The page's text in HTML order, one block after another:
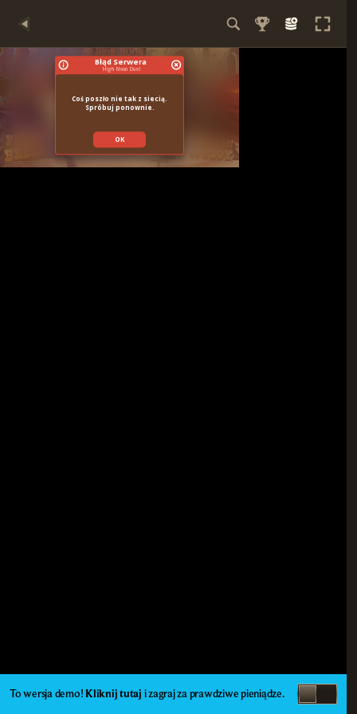
To wersja demo!Kliknij tutaj i zagraj za prawdziwe pieniądze.